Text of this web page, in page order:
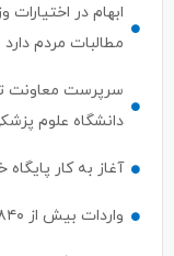
ابهام در
مطالبات مردم دارد
سرپرست معاونت
دانشگاه علوم
آغاز به کار
واردات بیش از ۸۴۰ هزار تن نهاده دامی از بنادر كاسپین و انزلی